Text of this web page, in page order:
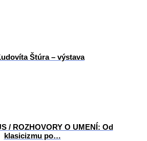
Štúra – výstava
/ ROZHOVORY O UMENÍ: Od
klasicizmu po…